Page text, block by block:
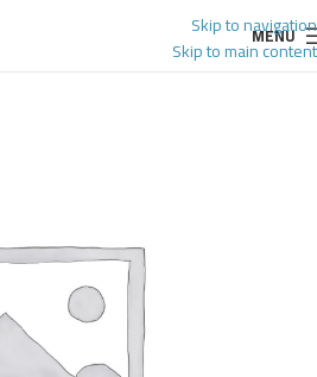
Skip to navigation
Skip to main content
MENU